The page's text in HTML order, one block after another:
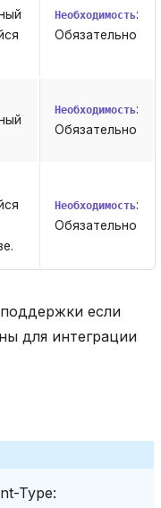
Необходимость:
Обязательно
Необходимость:
Обязательно
Необходимость:
Обязательно
если
для интеграции
Type: